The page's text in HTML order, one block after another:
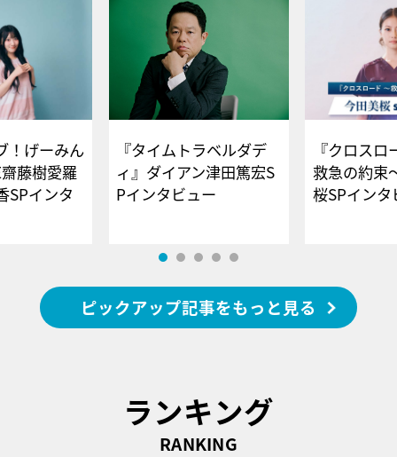
！げーみん
藤樹愛羅
SPインタ
『タイムトラベルダデ
ィ』ダイアン津田篤宏S
Pインタビュー
『クロス
救急の約束
桜SPイ
ピックアップ記事をもっと見る
ランキング
RANKING